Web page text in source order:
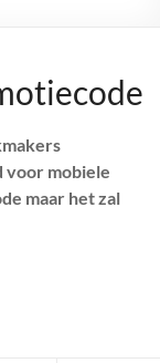
voor mobiele
maar het zal